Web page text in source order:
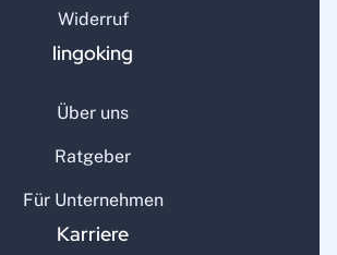
Widerruf
lingoking
Über uns
Ratgeber
Für Unternehmen
Karriere